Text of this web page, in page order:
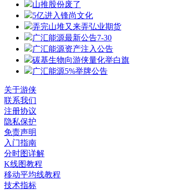
山推股份废了
5亿进入锋尚文化
弄完山堆又来弄弘业期货
广汇能源最新公告7-30
广汇能源资产注入公告
碳基生物向游侠量化举白旗
广汇能源5%举牌公告
关于游侠
联系我们
注册协议
隐私保护
免责声明
入门指南
分时图详解
K线图教程
移动平均线教程
技术指标